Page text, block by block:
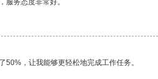
服务态度非常好。
，让我能够更轻松地完成工作任务。